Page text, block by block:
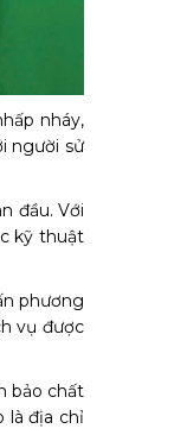
nháy,
người sử
đầu. Với
kỹ thuật
phương
vụ được
bảo chất
là địa chỉ